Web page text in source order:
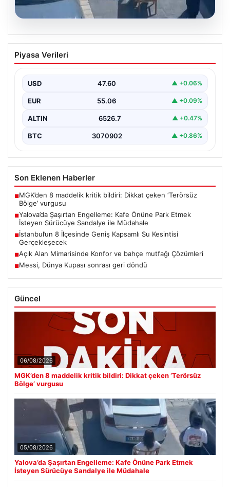
Yalova’da Şaşırtan Engelleme: Kafe
Önüne Park Etmek İsteyen Sürücüye
Yalova’da yaşanan sıra dışı bir olay, gündeme damgasını
Piyasa Verileri
USD 47.60 ▲ +0.06%
EUR 55.06 ▲ +0.09%
ALTIN 6526.7 ▲ +0.47%
BTC 3070902 ▲ +0.86%
Son Eklenen Haberler
■MGK’den 8 maddelik kritik bildiri: Dikkat çeken ‘Terörsüz
Bölge’ vurgusu
■Yalova’da Şaşırtan Engelleme: Kafe Önüne Park Etmek
İsteyen Sürücüye Sandalye ile Müdahale
■İstanbul’un 8 İlçesinde Geniş Kapsamlı Su Kesintisi
Gerçekleşecek
■Açık Alan Mimarisinde Konfor ve bahçe mutfağı Çözümleri
■Messi, Dünya Kupası sonrası geri döndü
Güncel
06/08/2026
MGK’den 8 maddelik kritik bildiri: Dikkat çeken ‘Terörsüz
Bölge’ vurgusu
05/08/2026
Yalova’da Şaşırtan Engelleme: Kafe Önüne Park Etmek
İsteyen Sürücüye Sandalye ile Müdahale